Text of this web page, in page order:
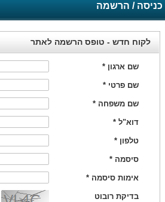
כניסה / הרשמה
לקוח חדש - טופס הרשמה לאתר
שם ארגון *
שם פרטי *
שם משפחה *
דוא"ל *
טלפון *
סיסמה *
אימות סיסמה *
בדיקת רובוט